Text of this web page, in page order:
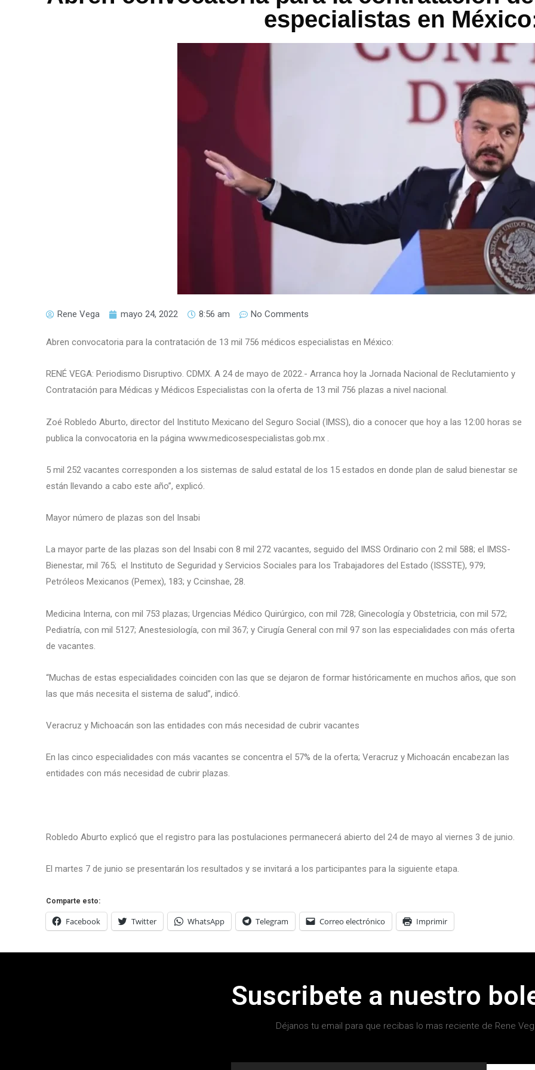
especialistas en
Rene Vega mayo 24, 2022 8:56 am No Comments
Abren convocatoria para la contratación de 13 mil 756 médicos especialistas en México:
RENÉ VEGA: Periodismo Disruptivo. CDMX. A 24 de mayo de 2022.- Arranca hoy la Jornada Nacional de Reclutamiento y
Contratación para Médicas y Médicos Especialistas con la oferta de 13 mil 756 plazas a nivel nacional.
Zoé Robledo Aburto, director del Instituto Mexicano del Seguro Social (IMSS), dio a conocer que hoy a las 12:00 horas se
publica la convocatoria en la página www.medicosespecialistas.gob.mx .
5 mil 252 vacantes corresponden a los sistemas de salud estatal de los 15 estados en donde plan de salud bienestar se
están llevando a cabo este año”, explicó.
Mayor número de plazas son del Insabi
La mayor parte de las plazas son del Insabi con 8 mil 272 vacantes, seguido del IMSS Ordinario con 2 mil 588; el IMSS-
Bienestar, mil 765; el Instituto de Seguridad y Servicios Sociales para los Trabajadores del Estado (ISSSTE), 979;
Petróleos Mexicanos (Pemex), 183; y Ccinshae, 28.
Medicina Interna, con mil 753 plazas; Urgencias Médico Quirúrgico, con mil 728; Ginecología y Obstetricia, con mil 572;
Pediatría, con mil 5127; Anestesiología, con mil 367; y Cirugía General con mil 97 son las especialidades con más oferta
de vacantes.
“Muchas de estas especialidades coinciden con las que se dejaron de formar históricamente en muchos años, que son
las que más necesita el sistema de salud”, indicó.
Veracruz y Michoacán son las entidades con más necesidad de cubrir vacantes
En las cinco especialidades con más vacantes se concentra el 57% de la oferta; Veracruz y Michoacán encabezan las
entidades con más necesidad de cubrir plazas.
Robledo Aburto explicó que el registro para las postulaciones permanecerá abierto del 24 de mayo al viernes 3 de junio.
El martes 7 de junio se presentarán los resultados y se invitará a los participantes para la siguiente etapa.
Comparte esto:
Facebook Twitter WhatsApp Telegram Correo electrónico Imprimir
Suscribete a nuestro
Déjanos tu email para que recibas lo mas reciente de Rene